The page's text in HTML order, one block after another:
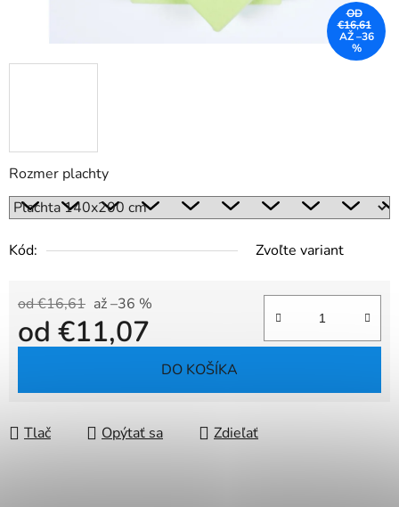
Rozmer plachty
Kód: Zvoľte variant
od €16,61 až –36 %
od €11,07
DO KOŠÍKA
Tlač Opýtať sa Zdieľať
OD
€16,61
AŽ –36
%